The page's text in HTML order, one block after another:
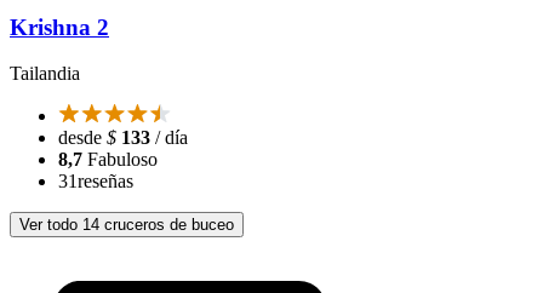
Krishna 2
Tailandia
desde $ 133 / día
8,7 Fabuloso
31reseñas
Ver todo 14 cruceros de buceo